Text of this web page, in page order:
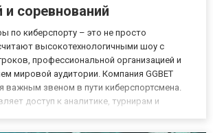
и соревнований
по киберспорту – это не просто
высокотехнологичными шоу с
профессиональной организацией и
мировой аудитории. Компания GGBET
важным звеном в пути киберспортсмена.
доступ к аналитике, турнирам и